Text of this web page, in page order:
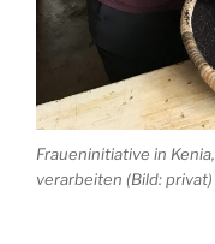
Fraueninitiative in
verarbeiten (Bild: privat)